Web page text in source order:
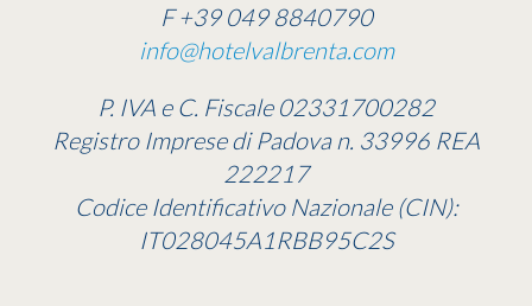
F +39 049 8840790
info@hotelvalbrenta.com
P. IVA e C. Fiscale 02331700282
Registro Imprese di Padova n. 33996 REA
222217
Codice Identificativo Nazionale (CIN):
IT028045A1RBB95C2S